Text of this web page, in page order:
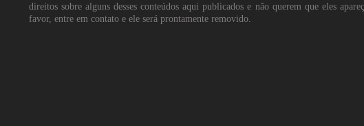
direitos sobre alguns desses conteúdos aqui publicados e não querem que eles
favor, entre em contato e ele será prontamente removido.